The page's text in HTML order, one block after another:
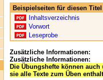
Beispielseiten für diesen
Inhaltsverzeichnis
Vorwort
Leseprobe
Zusätzliche Informationen:
Zusätzliche Informationen:
Die Übungshefte können
sie alle Texte zum Üben